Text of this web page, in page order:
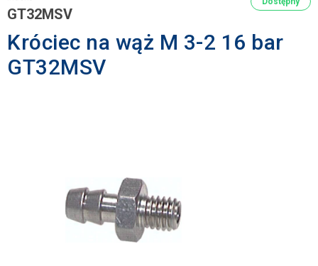
GT32MSV
Króciec na wąż M 3-2 16 bar
GT32MSV